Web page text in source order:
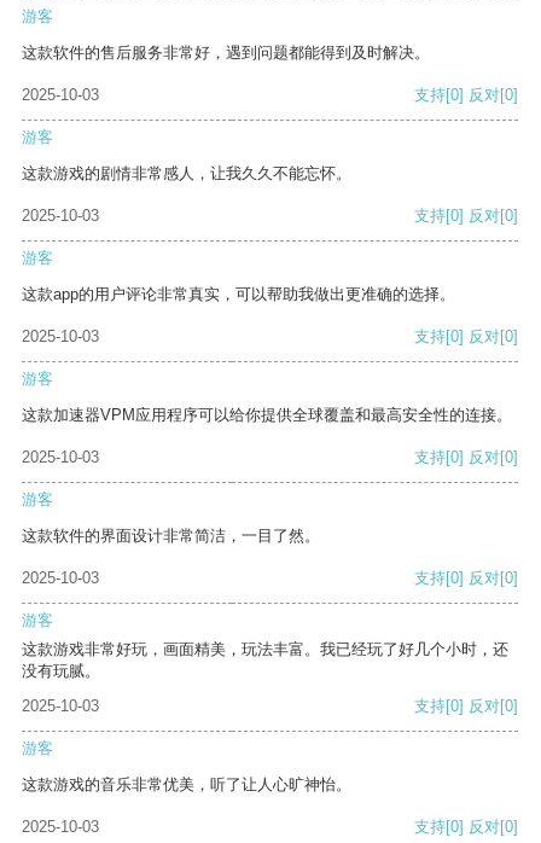
游客
这款软件的售后服务非常好，遇到问题都能得到及时解决。
2025-10-03 支持[0] 反对[0]
游客
这款游戏的剧情非常感人，让我久久不能忘怀。
2025-10-03 支持[0] 反对[0]
游客
这款app的用户评论非常真实，可以帮助我做出更准确的选择。
2025-10-03 支持[0] 反对[0]
游客
这款加速器VPM应用程序可以给你提供全球覆盖和最高安全性的连接。
2025-10-03 支持[0] 反对[0]
游客
这款软件的界面设计非常简洁，一目了然。
2025-10-03 支持[0] 反对[0]
游客
这款游戏非常好玩，画面精美，玩法丰富。我已经玩了好几个小时，还
没有玩腻。
2025-10-03
支持[0] 反对[0]
游客
这款游戏的音乐非常优美，听了让人心旷神怡。
2025-10-03 支持[0] 反对[0]